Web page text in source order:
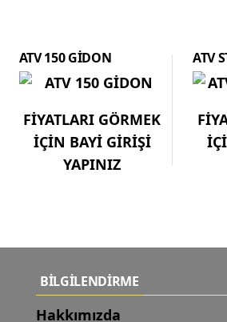
ATV 150 GİDON
FİYATLARI GÖRMEK
İÇİN BAYİ GİRİŞİ
YAPINIZ
ATV
BİLGİLENDİRME
Hakkımızda